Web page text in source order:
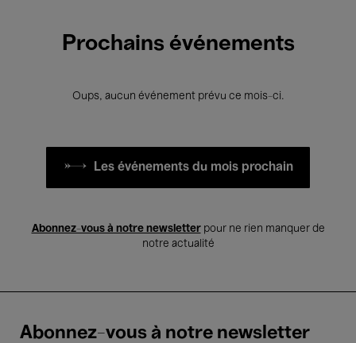
Prochains événements
Oups, aucun événement prévu ce mois-ci.
Les événements du mois prochain
Abonnez-vous à notre newsletterpour ne rien manquer de
notre actualité
Abonnez-vous à notre newsletter